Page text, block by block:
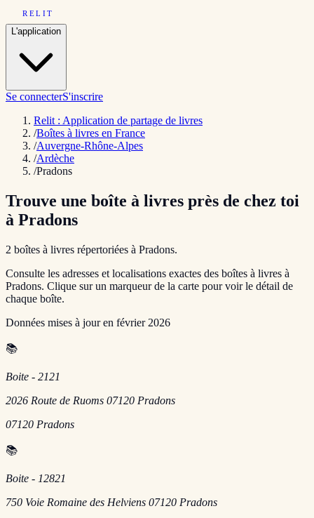
RELIT
L'application
Se connecterS'inscrire
Relit : Application de partage de livres
/Boîtes à livres en France
/Auvergne-Rhône-Alpes
/Ardèche
/Pradons
Trouve une boîte à livres près de chez toi
à Pradons
2 boîtes à livres répertoriées à Pradons.
Consulte les adresses et localisations exactes des boîtes à livres à
Pradons. Clique sur un marqueur de la carte pour voir le détail de
chaque boîte.
Données mises à jour en février 2026
📚
Boite - 2121
2026 Route de Ruoms 07120 Pradons
07120 Pradons
📚
Boite - 12821
750 Voie Romaine des Helviens 07120 Pradons